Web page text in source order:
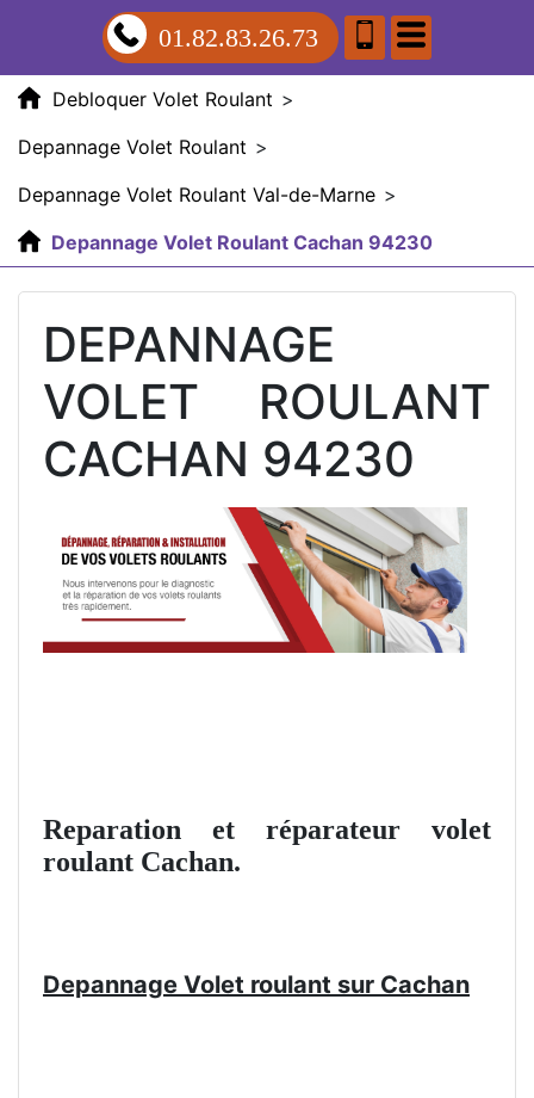
01.82.83.26.73
Debloquer Volet Roulant >
Depannage Volet Roulant >
Depannage Volet Roulant Val-de-Marne >
Depannage Volet Roulant Cachan 94230
DEPANNAGE
VOLET ROULANT
CACHAN 94230
Reparation et réparateur volet
roulant Cachan.
Depannage Volet roulant sur Cachan